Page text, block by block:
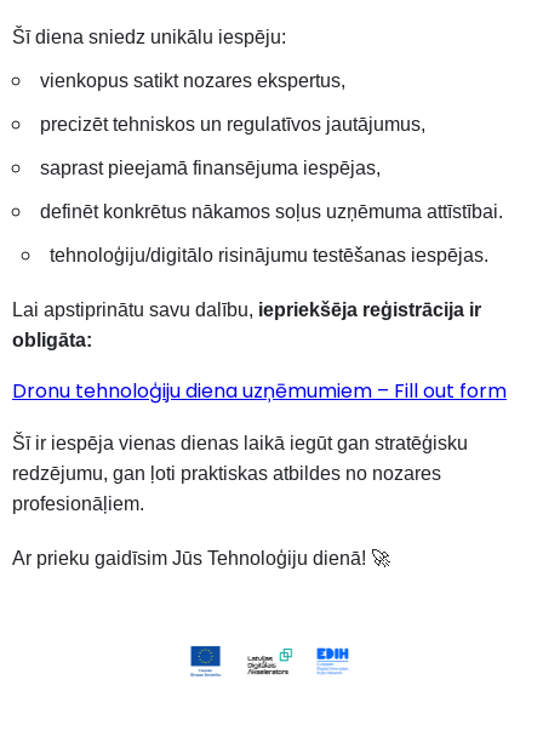
Šī diena sniedz unikālu iespēju:
vienkopus satikt nozares ekspertus,
precizēt tehniskos un regulatīvos jautājumus,
saprast pieejamā finansējuma iespējas,
definēt konkrētus nākamos soļus uzņēmuma attīstībai.
tehnoloģiju/digitālo risinājumu testēšanas iespējas.
Lai apstiprinātu savu dalību, iepriekšēja reģistrācija ir
obligāta:
Dronu tehnoloģiju diena uzņēmumiem – Fill out form
Šī ir iespēja vienas dienas laikā iegūt gan stratēģisku
redzējumu, gan ļoti praktiskas atbildes no nozares
profesionāļiem.
Ar prieku gaidīsim Jūs Tehnoloģiju dienā! 🚀